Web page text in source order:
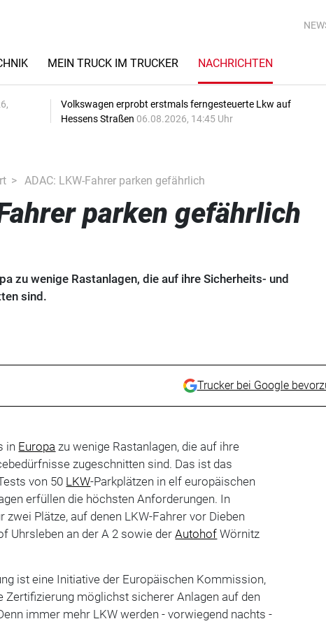
MEIN TRUCK IM TRUCKER NACHRICHTEN
Volkswagen erprobt erstmals ferngesteuerte Lkw auf
Hessens Straßen 06.08.2026, 14:45 Uhr
ADAC: LKW-Fahrer parken gefährlich
parken gefährlich
zu wenige Rastanlagen, die auf ihre Sicherheits- und
sind.
Trucker bei Google
in Europa zu wenige Rastanlagen, die auf ihre
zugeschnitten sind. Das ist das
von 50 LKW-Parkplätzen in elf europäischen
erfüllen die höchsten Anforderungen. In
zwei Plätze, auf denen LKW-Fahrer vor Dieben
Uhrsleben an der A 2 sowie derAutohof Wörnitz
ist eine Initiative der Europäischen Kommission,
Zertifizierung möglichst sicherer Anlagen auf den
immer mehr LKW werden - vorwiegend nachts -